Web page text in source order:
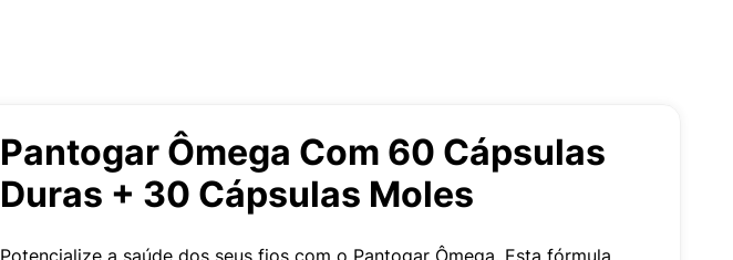
Pantogar Ômega Com 60 Cápsulas
Duras + 30 Cápsulas Moles
Potencialize a saúde dos seus fios com o Pantogar Ômega. Esta fórmula